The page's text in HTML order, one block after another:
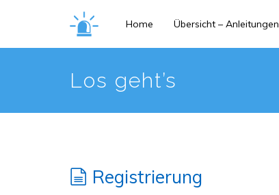
main
Home Übersicht – Anleitungen
Los geht’s
Registrierung